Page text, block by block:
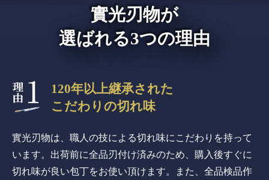
實光刃物が
選ばれる3つの理由
120年以上継承された
こだわりの切れ味
實光刃物は、職人の技による切れ味にこだわりを持って
います。出荷前に全品刃付け済みのため、購入後すぐに
切れ味が良い包丁をお使い頂けます。また、全品検品作